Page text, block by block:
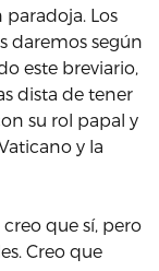
Los
daremos según
este breviario,
dista de tener
su rol papal y
y la
que sí, pero
Creo que